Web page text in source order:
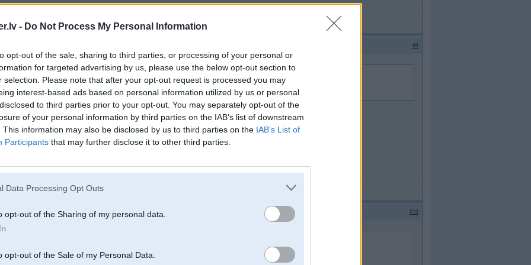
- Do Not Process My Personal Information
opt-out of the sale, sharing to third parties, or processing of your personal or
for targeted advertising by us, please use the below opt-out section to
selection. Please note that after your opt-out request is processed you may
interest-based ads based on personal information utilized by us or personal
to third parties prior to your opt-out. You may separately opt-out of the
of your personal information by third parties on the IAB’s list of downstream
This information may also be disclosed by us to third parties on the IAB’s List of
Participants that may further disclose it to other third parties.
Data Processing Opt Outs
opt-out of the Sharing of my personal data.
opt-out of the Sale of my Personal Data.
#9
pa sausu
2006-08-07 14:53, SpeedSoul rakstīja:
Koniskais jau ir , taisnaa truba arii ir !
Tad jau vairāk kā pus darbs padarīts
(c) гаражас Рихардс
07. Aug 2006, 14:55 #10
Koniskais jau ir , taisnaa truba arii ir !